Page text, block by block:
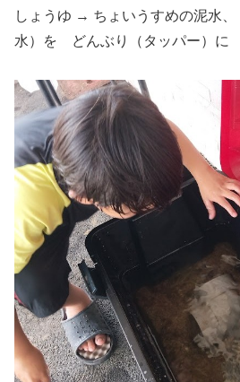
しょうゆ → ちょいうすめの泥水
水）を どんぶり（タッパー）に